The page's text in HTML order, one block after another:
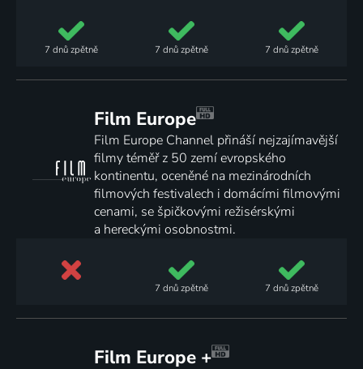
7 dnůzpětně 7 dnůzpětně 7 dnůzpětně
Film Europe
Film Europe Channel přináší nejzajímavější
filmy téměř z 50 zemí evropského
kontinentu, oceněné na mezinárodních
filmových festivalech i domácími filmovými
cenami, se špičkovými režisérskými
a hereckými osobnostmi.
7 dnůzpětně 7 dnůzpětně
Film Europe +